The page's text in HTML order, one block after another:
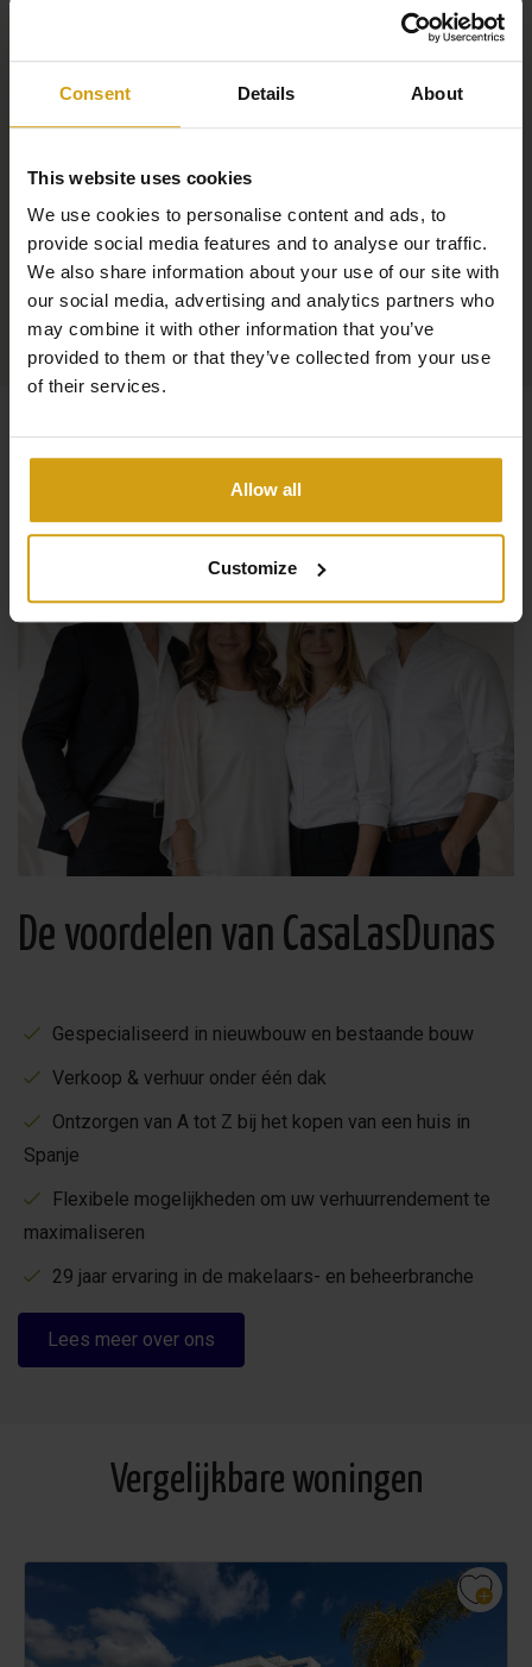
Consent Details About
This website uses cookies
We use cookies to personalise content and ads, to
provide social media features and to analyse our traffic.
We also share information about your use of our site with
our social media, advertising and analytics partners who
may combine it with other information that you’ve
provided to them or that they’ve collected from your use
of their services.
Allow all
Customize
een bruisende markt, terwijl Zenia Boulevard diverse
winkels en eetgelegenheden heeft. De mediterrane
bezienswaardigheden zoals de Kathedraal. Al met al
mengt Orihuela Costa recreatie, winkelen en cultuur in
een dynamische kustomgeving.
De voordelen van CasaLasDunas
Gespecialiseerd in nieuwbouw en bestaande bouw
Verkoop & verhuur onder één dak
Ontzorgen van A tot Z bij het kopen van een huis in
Spanje
Flexibele mogelijkheden om uw verhuurrendement te
maximaliseren
29 jaar ervaring in de makelaars- en beheerbranche
Lees meer over ons
Vergelijkbare woningen